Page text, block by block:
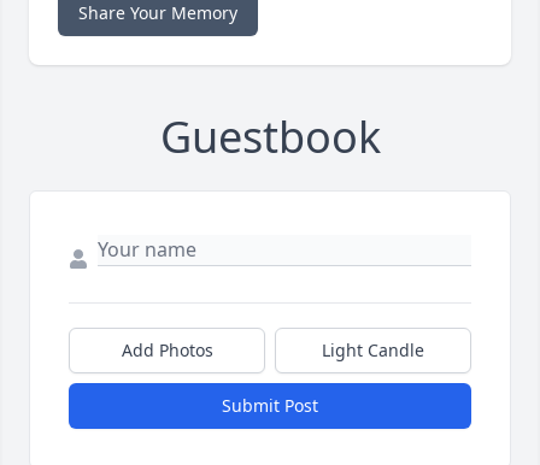
Share Your Memory
Guestbook
Add Photos Light Candle
Submit Post